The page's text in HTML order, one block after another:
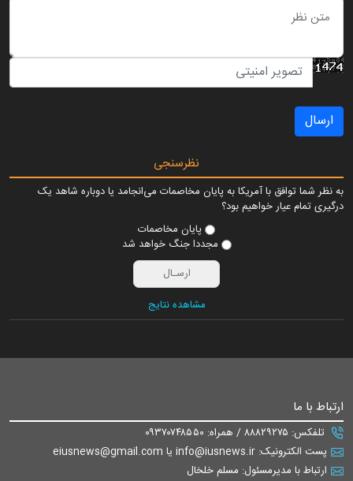
ارسال
نظرسنجی
به نظر شما توافق با آمریکا به پایان مخاصمات می‌انجامد یا دوباره شاهد یک
درگیری تمام عیار خواهیم بود؟
پایان مخاصمات
مجددا جنگ خواهد شد
مشاهده نتایج
ارتباط با ما
تلفکس: ۸۸۸۲۹۲۷۵ / همراه: ۰۹۳۷۰۷۴۸۵۵۰
پست الکترونیک: info@iusnews.ir یا eiusnews@gmail.com
ارتباط با مدیرمسئول: مسلم خلخال